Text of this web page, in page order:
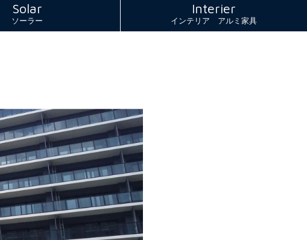
Solar
ソーラー
Interier
インテリア アルミ家具